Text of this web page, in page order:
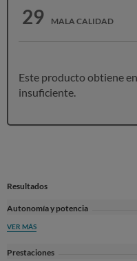
29 MALA CALIDAD
Este producto obtiene
insuficiente.
Resultados
Autonomía y potencia
VER MÁS
Prestaciones